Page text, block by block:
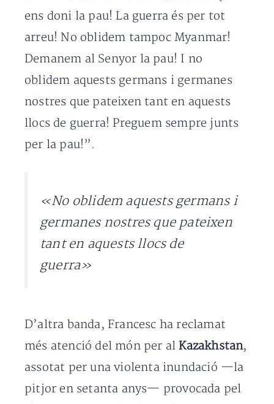
ens doni la pau! La guerra és per tot
arreu! No oblidem tampoc Myanmar!
Demanem al Senyor la pau! I no
oblidem aquests germans i germanes
nostres que pateixen tant en aquests
llocs de guerra! Preguem sempre junts
per la pau!”.
«No oblidem aquests germans i
germanes nostres que pateixen
tant en aquests llocs de
guerra»
D’altra banda, Francesc ha reclamat
més atenció del món per al Kazakhstan,
assotat per una violenta inundació —la
pitjor en setanta anys— provocada pel